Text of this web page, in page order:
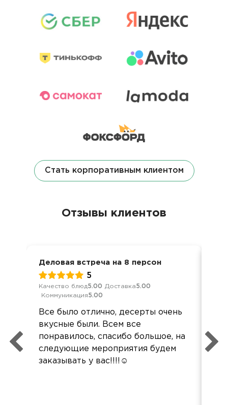
Стать корпоративным клиентом
Отзывы клиентов
Деловая встреча на 8 персон
5
Качество блюд5.00 Доставка5.00
Коммуникация5.00
Все было отлично, десерты очень
вкусные были. Всем все
понравилось, спасибо большое, на
следующие мероприятия будем
заказывать у вас!!!!☺️